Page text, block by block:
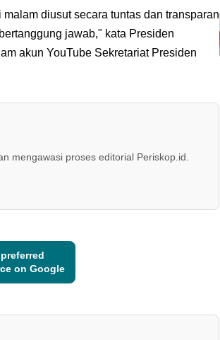
diusut secara tuntas dan transparan
jawab," kata Presiden
akun YouTube Sekretariat Presiden
mengawasi proses editorial Periskop.id.
on Google